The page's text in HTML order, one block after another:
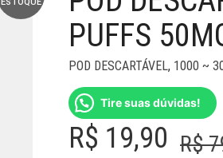
PUFFS
POD DESCARTÁVEL, 1000 ~
Tire suas dúvidas!
R$
R$ 19,90